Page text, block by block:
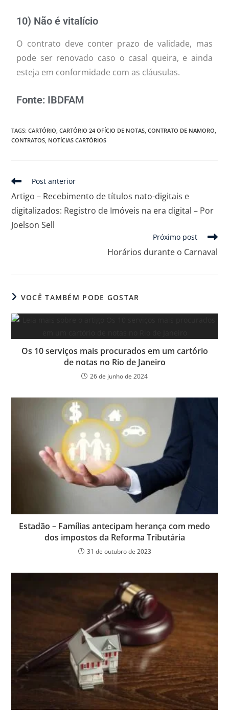
10) Não é vitalício
O contrato deve conter prazo de validade, mas
pode ser renovado caso o casal queira, e ainda
esteja em conformidade com as cláusulas.
Fonte: IBDFAM
TAGS:CARTÓRIO, CARTÓRIO 24 OFÍCIO DE NOTAS, CONTRATO DE NAMORO,
CONTRATOS, NOTÍCIAS CARTÓRIOS
Post anterior
Artigo – Recebimento de títulos nato-digitais e
digitalizados: Registro de Imóveis na era digital – Por
Joelson Sell
Próximo post
Horários durante o Carnaval
VOCÊ TAMBÉM PODE GOSTAR
Os 10 serviços mais procurados em um cartório
de notas no Rio de Janeiro
26 de junho de 2024
Estadão – Famílias antecipam herança com medo
dos impostos da Reforma Tributária
31 de outubro de 2023